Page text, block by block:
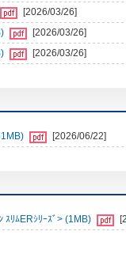
[2026/03/26]
[2026/03/26]
[2026/03/26]
[2026/06/22]
ｽﾘﾑERｼﾘｰｽﾞ> (1MB)